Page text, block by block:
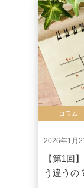
コラム
2026年1月
【第1回
う違うの